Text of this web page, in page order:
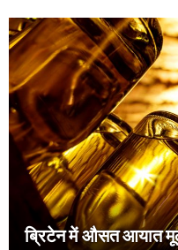
ब्रिटेन में औसत आयात